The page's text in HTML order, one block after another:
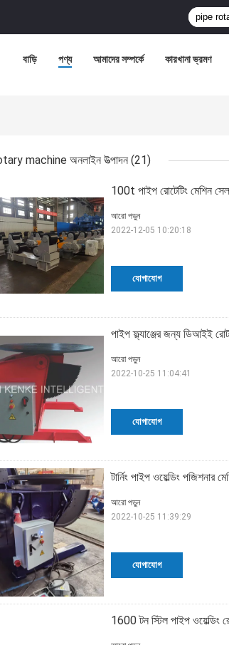
বাড়ি পণ্য আমাদের সম্পর্কে কারখানা ভ্রমণ
machine অনলাইন উত্পাদন (21)
100t পাইপ রোটেটিং মেশিন
যোগাযোগ
আরো পড়ুন
2022-12-05 10:20:18
পাইপ ফ্ল্যাঞ্জের জন্য ডিআইই
যোগাযোগ
আরো পড়ুন
2022-10-25 11:04:41
টার্নিং পাইপ ওয়েল্ডিং পজিশনার
যোগাযোগ
আরো পড়ুন
2022-10-25 11:39:29
1600 টন স্টিল পাইপ ওয়েল্ডিং